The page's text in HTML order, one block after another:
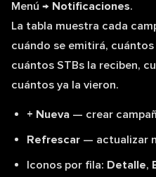
Menú → Notificaciones.
La tabla muestra cada
cuándo se emitirá,
cuántos STBs la reciben,
cuántos ya la vieron.
+ Nueva— crear
Refrescar— actualizar
Iconos por fila: Detalle,